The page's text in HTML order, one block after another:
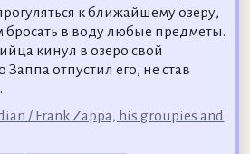
к ближайшему озеру,
бросать в воду любые предметы.
кинул в озеро свой
Заппа отпустил его, не став
/ Frank Zappa, his groupies and